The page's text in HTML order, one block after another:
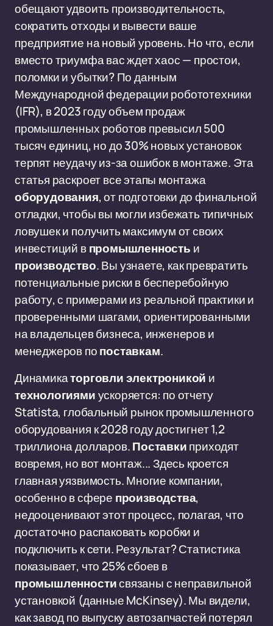
обещают удвоить производительность,
сократить отходы и вывести ваше
предприятие на новый уровень. Но что, если
вместо триумфа вас ждет хаос — простои,
поломки и убытки? По данным
Международной федерации робототехники
(IFR), в 2023 году объем продаж
промышленных роботов превысил 500
тысяч единиц, но до 30% новых установок
терпят неудачу из-за ошибок в монтаже. Эта
статья раскроет все этапы монтажа
оборудования, от подготовки до финальной
отладки, чтобы вы могли избежать типичных
ловушек и получить максимум от своих
инвестиций впромышленность и
производство. Вы узнаете, как превратить
потенциальные риски в бесперебойную
работу, с примерами из реальной практики и
проверенными шагами, ориентированными
на владельцев бизнеса, инженеров и
менеджеров попоставкам.
Динамикаторговлиэлектроникой и
технологиямиускоряется: по отчету
Statista, глобальный рынок промышленного
оборудования к 2028 году достигнет 1,2
триллиона долларов.Поставкиприходят
вовремя, но вот монтаж... Здесь кроется
главная уязвимость. Многие компании,
особенно в сфере производства,
недооценивают этот процесс, полагая, что
достаточно распаковать коробки и
подключить к сети. Результат? Статистика
показывает, что 25% сбоев в
промышленностисвязаны с неправильной
установкой (данные McKinsey). Мы видели,
как завод по выпуску автозапчастей потерял